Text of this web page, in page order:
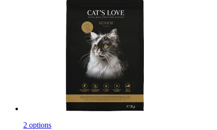
2 options